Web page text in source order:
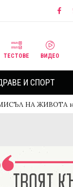
ТЕСТОВЕ ВИДЕО
И СПОРТ
НА ЖИВОТА